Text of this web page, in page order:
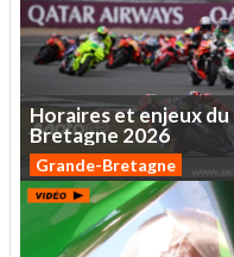
Horairesetenjeuxdu
Bretagne 2026
Grande-Bretagne